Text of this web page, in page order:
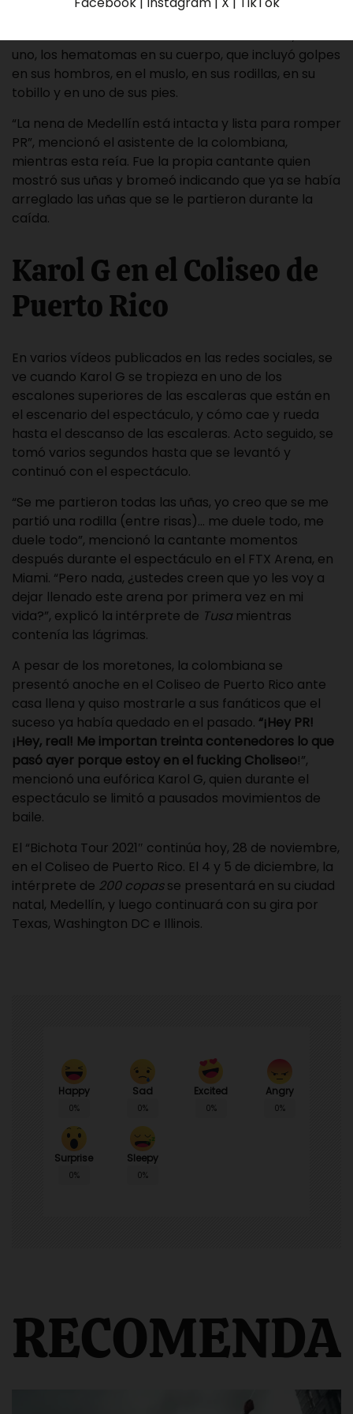
vídeo en el cual uno de sus asistentes mostró, uno a
uno, los hematomas en su cuerpo, que incluyó golpes
en sus hombros, en el muslo, en sus rodillas, en su
tobillo y en uno de sus pies.
“La nena de Medellín está intacta y lista para romper
PR”, mencionó el asistente de la colombiana,
mientras esta reía. Fue la propia cantante quien
mostró sus uñas y bromeó indicando que ya se había
arreglado las uñas que se le partieron durante la
caída.
Karol G en el Coliseo de
Puerto Rico
En varios vídeos publicados en las redes sociales, se
ve cuando Karol G se tropieza en uno de los
escalones superiores de las escaleras que están en
el escenario del espectáculo, y cómo cae y rueda
hasta el descanso de las escaleras. Acto seguido, se
tomó varios segundos hasta que se levantó y
continuó con el espectáculo.
“Se me partieron todas las uñas, yo creo que se me
partió una rodilla (entre risas)… me duele todo, me
duele todo”, mencionó la cantante momentos
después durante el espectáculo en el FTX Arena, en
Miami. “Pero nada, ¿ustedes creen que yo les voy a
dejar llenado este arena por primera vez en mi
vida?”, explicó la intérprete de Tusa mientras
contenía las lágrimas.
A pesar de los moretones, la colombiana se
presentó anoche en el Coliseo de Puerto Rico ante
casa llena y quiso mostrarle a sus fanáticos que el
suceso ya había quedado en el pasado. “¡Hey PR!
¡Hey, real! Me importan treinta contenedores lo que
pasó ayer porque estoy en el fucking Choliseo!”,
mencionó una eufórica Karol G, quien durante el
espectáculo se limitó a pausados movimientos de
baile.
El “Bichota Tour 2021″ continúa hoy, 28 de noviembre,
en el Coliseo de Puerto Rico. El 4 y 5 de diciembre, la
intérprete de 200 copasse presentará en su ciudad
natal, Medellín, y luego continuará con su gira por
Texas, Washington DC e Illinois.
Happy
0%
Sad
0%
Excited
0%
Angry
0%
Surprise
0%
Sleepy
0%